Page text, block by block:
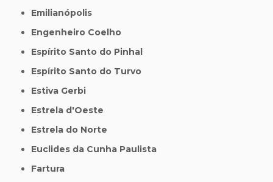
Emilianópolis
Engenheiro Coelho
Espírito Santo do Pinhal
Espírito Santo do Turvo
Estiva Gerbi
Estrela d'Oeste
Estrela do Norte
Euclides da Cunha Paulista
Fartura